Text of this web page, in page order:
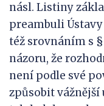
násl. Listiny
preambuli
též srovnáním s §
názoru, že
není podle své
způsobit